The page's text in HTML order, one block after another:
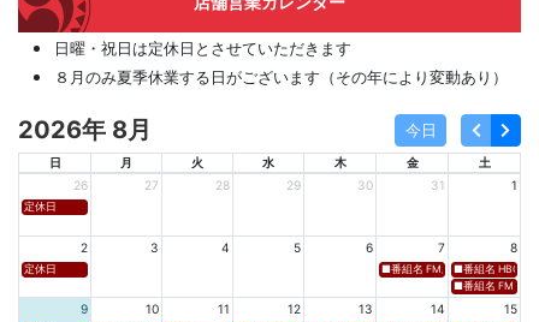
日曜・祝日は定休日とさせていただきます
８月のみ夏季休業する日がございます（その年により変動あり）
2026年 8月 今日
日 月 火 水 木 金
土
26
27 28 29 30 31 1
定休日
2 3 4 5 6 7 8
定休日 ■番組名 FM新潟「SOUND
■番組名 HBC北
■番組名 FM 福
9 10 11 12 13 14 15